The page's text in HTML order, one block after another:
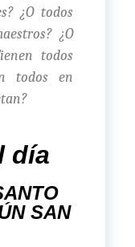
¿O todos
¿O
todos
todos en
día
SAN